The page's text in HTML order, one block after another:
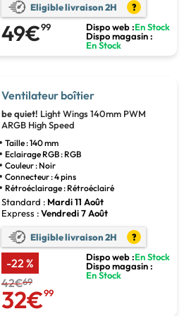
Eligible livraison 2H ?
49€99 Dispo web :En Stock
Dispo magasin :
En Stock
Ventilateur boîtier
be quiet! Light Wings 140mm PWM
ARGB High Speed
Taille : 140 mm
Eclairage RGB : RGB
Couleur : Noir
Connecteur : 4 pins
Rétroéclairage : Rétroéclairé
Standard : Mardi 11 Août
Express :Vendredi 7 Août
Eligible livraison 2H ?
-22 %
42€69
32€99
Dispo web :En Stock
Dispo magasin :
En Stock